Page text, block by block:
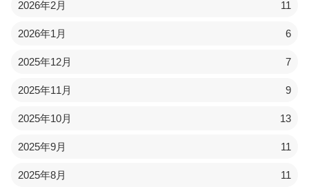
2026年2月 11
2026年1月 6
2025年12月 7
2025年11月 9
2025年10月 13
2025年9月 11
2025年8月 11